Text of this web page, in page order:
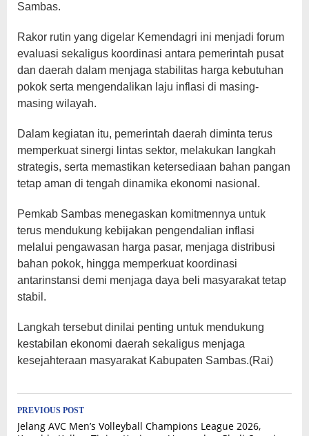
Sambas.
Rakor rutin yang digelar Kemendagri ini menjadi forum
evaluasi sekaligus koordinasi antara pemerintah pusat
dan daerah dalam menjaga stabilitas harga kebutuhan
pokok serta mengendalikan laju inflasi di masing-
masing wilayah.
Dalam kegiatan itu, pemerintah daerah diminta terus
memperkuat sinergi lintas sektor, melakukan langkah
strategis, serta memastikan ketersediaan bahan pangan
tetap aman di tengah dinamika ekonomi nasional.
Pemkab Sambas menegaskan komitmennya untuk
terus mendukung kebijakan pengendalian inflasi
melalui pengawasan harga pasar, menjaga distribusi
bahan pokok, hingga memperkuat koordinasi
antarinstansi demi menjaga daya beli masyarakat tetap
stabil.
Langkah tersebut dinilai penting untuk mendukung
kestabilan ekonomi daerah sekaligus menjaga
kesejahteraan masyarakat Kabupaten Sambas.(Rai)
Post
PREVIOUS POST
Jelang AVC Men’s Volleyball Champions League 2026,